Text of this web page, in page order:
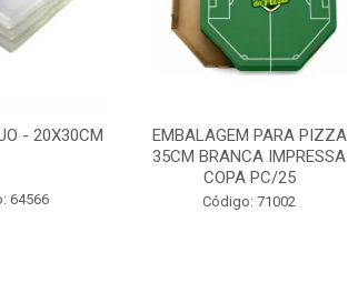
- 20X30CM
64566
EMBALAGEM PARA PIZZA
35CM BRANCA IMPRESSA
COPA PC/25
Código: 71002